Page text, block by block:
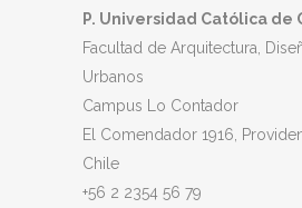
P. Universidad Católica de
Facultad de Arquitectura,
Urbanos
Campus Lo Contador
El Comendador 1916,
Chile
+56 2 2354 56 79